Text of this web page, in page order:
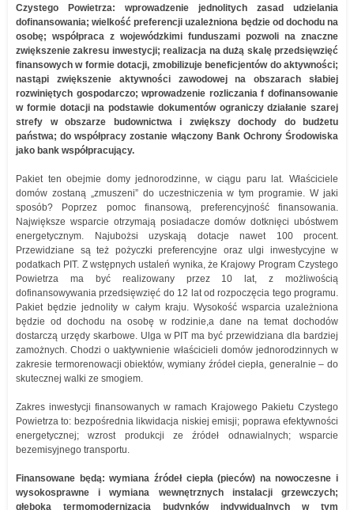
Czystego Powietrza: wprowadzenie jednolitych zasad udzielania
dofinansowania; wielkość preferencji uzależniona będzie od dochodu na
osobę; współpraca z wojewódzkimi funduszami pozwoli na znaczne
zwiększenie zakresu inwestycji; realizacja na dużą skalę przedsięwzięć
finansowych w formie dotacji, zmobilizuje beneficjentów do aktywności;
nastąpi zwiększenie aktywności zawodowej na obszarach słabiej
rozwiniętych gospodarczo; wprowadzenie rozliczania f dofinansowanie
w formie dotacji na podstawie dokumentów ograniczy działanie szarej
strefy w obszarze budownictwa i zwiększy dochody do budżetu
państwa; do współpracy zostanie włączony Bank Ochrony Środowiska
jako bank współpracujący.
Pakiet ten obejmie domy jednorodzinne, w ciągu paru lat. Właściciele
domów zostaną „zmuszeni” do uczestniczenia w tym programie. W jaki
sposób? Poprzez pomoc finansową, preferencyjność finansowania.
Największe wsparcie otrzymają posiadacze domów dotknięci ubóstwem
energetycznym. Najubożsi uzyskają dotacje nawet 100 procent.
Przewidziane są też pożyczki preferencyjne oraz ulgi inwestycyjne w
podatkach PIT. Z wstępnych ustaleń wynika, że Krajowy Program Czystego
Powietrza ma być realizowany przez 10 lat, z możliwością
dofinansowywania przedsięwzięć do 12 lat od rozpoczęcia tego programu.
Pakiet będzie jednolity w całym kraju. Wysokość wsparcia uzależniona
będzie od dochodu na osobę w rodzinie,a dane na temat dochodów
dostarczą urzędy skarbowe. Ulga w PIT ma być przewidziana dla bardziej
zamożnych. Chodzi o uaktywnienie właścicieli domów jednorodzinnych w
zakresie termorenowacji obiektów, wymiany źródeł ciepła, generalnie – do
skutecznej walki ze smogiem.
Zakres inwestycji finansowanych w ramach Krajowego Pakietu Czystego
Powietrza to: bezpośrednia likwidacja niskiej emisji; poprawa efektywności
energetycznej; wzrost produkcji ze źródeł odnawialnych; wsparcie
bezemisyjnego transportu.
Finansowane będą: wymiana źródeł ciepła (pieców) na nowoczesne i
wysokosprawne i wymiana wewnętrznych instalacji grzewczych;
głęboka termomodernizacja budynków indywidualnych w tym